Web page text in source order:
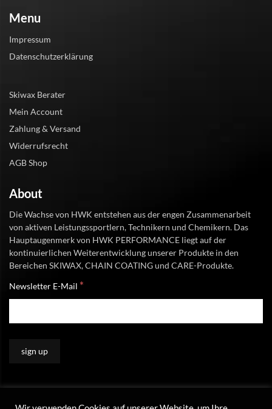
Menu
Impressum
Datenschutzerklärung
Skiwax Berater
Mein Account
Zahlung & Versand
Widerrufsrecht
AGB Shop
About
Die Wachse von HWK entstehen aus der engen Zusammenarbeit
von aktiven Leistungssportlern, Technikern und Chemikern. Das
Hauptaugenmerk von HWK PERFORMANCE liegt auf der
kontinuierlichen Weiterentwicklung unserer Produkte in den
Bereichen SKIWAX, CHAIN COATING und CARE-Produkte.
Newsletter E-Mail *